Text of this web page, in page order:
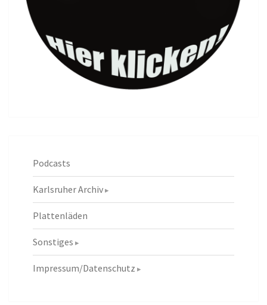
Podcasts
Karlsruher Archiv
Plattenläden
Sonstiges
Impressum/Datenschutz